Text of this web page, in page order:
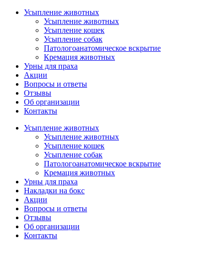
Усыпление животных
Усыпление животных
Усыпление кошек
Усыпление собак
Патологоанатомическое вскрытие
Кремация животных
Урны для праха
Акции
Вопросы и ответы
Отзывы
Об организации
Контакты
Усыпление животных
Усыпление животных
Усыпление кошек
Усыпление собак
Патологоанатомическое вскрытие
Кремация животных
Урны для праха
Накладки на бокс
Акции
Вопросы и ответы
Отзывы
Об организации
Контакты